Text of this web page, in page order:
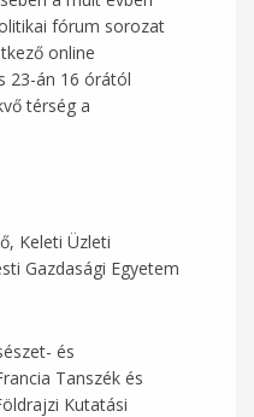
fórum sorozat
online
23-án 16 órától
térség a
Keleti Üzleti
Gazdasági Egyetem
és
Tanszék és
Kutatási